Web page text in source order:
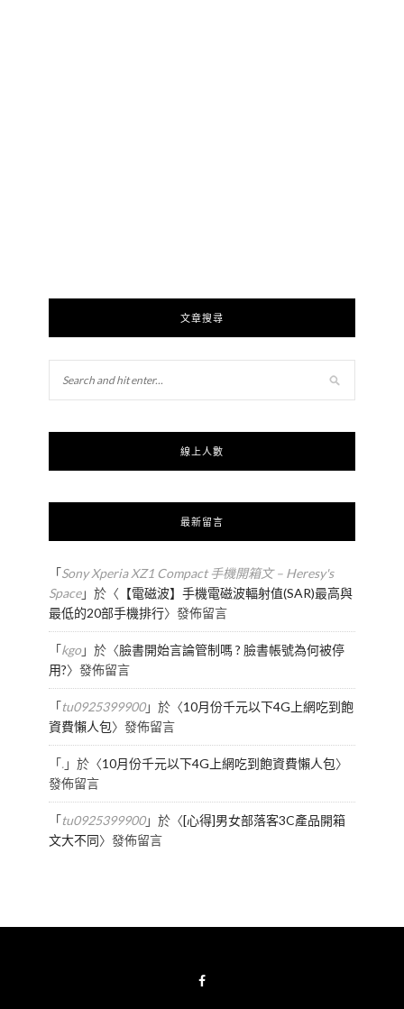
文章搜尋
線上人數
最新留言
「Sony Xperia XZ1 Compact 手機開箱文 – Heresy's
Space」於〈 【電磁波】手機電磁波輻射值(SAR)最高與
最低的20部手機排行〉發佈留言
「kgo」於〈臉書開始言論管制嗎 ? 臉書帳號為何被停
用?〉發佈留言
「tu0925399900」於〈10月份千元以下4G上網吃到飽
資費懶人包〉發佈留言
「.」於〈10月份千元以下4G上網吃到飽資費懶人包〉
發佈留言
「tu0925399900」於〈[心得]男女部落客3C產品開箱
文大不同〉發佈留言